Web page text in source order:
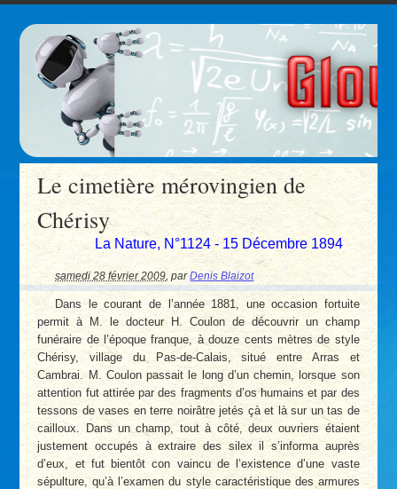
Le cimetière mérovingien de
Chérisy
La Nature, N°1124 - 15 Décembre 1894
samedi 28 février 2009,parDenis Blaizot
Dans le courant de l’année 1881, une occasion fortuite
permit à M. le docteur H. Coulon de découvrir un champ
funéraire de l’époque franque, à douze cents mètres de style
Chérisy, village du Pas-de-Calais, situé entre Arras et
Cambrai. M. Coulon passait le long d’un chemin, lorsque son
attention fut attirée par des fragments d’os humains et par des
tessons de vases en terre noirâtre jetés çà et là sur un tas de
cailloux. Dans un champ, tout à côté, deux ouvriers étaient
justement occupés à extraire des silex il s’informa auprès
d’eux, et fut bientôt con vaincu de l’existence d’une vaste
sépulture, qu’à l’examen du style caractéristique des armures